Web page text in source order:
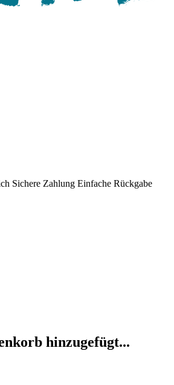
Sichere Zahlung Einfache Rückgabe
hinzugefügt...